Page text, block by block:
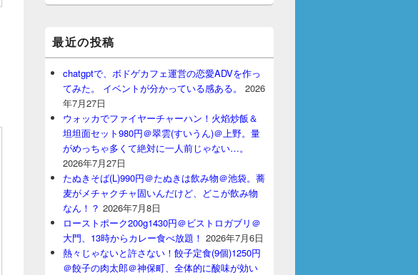
最近の投稿
chatgptで、ボドゲカフェ運営の恋愛ADVを作っ
てみた。 イベントが分かっている感ある。
2026
年7月27日
ウォッカでファイヤーチャーハン！火焰炒飯＆
坦坦面セット980円＠翠雲(すいうん)＠上野。量
がめっちゃ多くて絶対に一人前じゃない…。
2026年7月27日
たぬきそば(L)990円＠たぬきは飲み物＠池袋。蕎
麦がメチャクチャ固いんだけど、どこが飲み物
なん！？ 2026年7月8日
ローストポーク200g1430円＠ビストロガブリ＠
大門、13時からカレー食べ放題！ 2026年7月6日
熱々じゃないと許さない！餃子定食(9個)1250円
＠餃子の肉太郎＠神保町、全体的に酸味が効い